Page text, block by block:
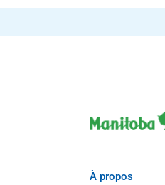
À propos